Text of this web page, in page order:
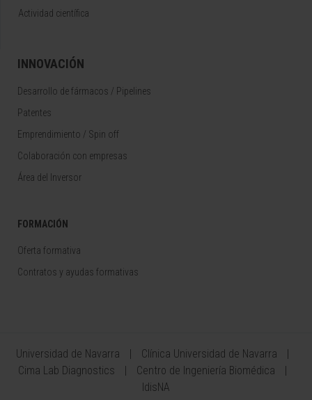
Actividad científica
INNOVACIÓN
Desarrollo de fármacos / Pipelines
Patentes
Emprendimiento / Spin off
Colaboración con empresas
Área del Inversor
FORMACIÓN
Oferta formativa
Contratos y ayudas formativas
Universidad de Navarra
Clínica Universidad de Navarra
Cima Lab Diagnostics
Centro de Ingeniería Biomédica
IdisNA